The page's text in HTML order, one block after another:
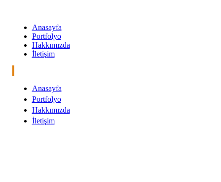
Anasayfa
Portfolyo
Hakkımızda
İletişim
Anasayfa
Portfolyo
Hakkımızda
İletişim